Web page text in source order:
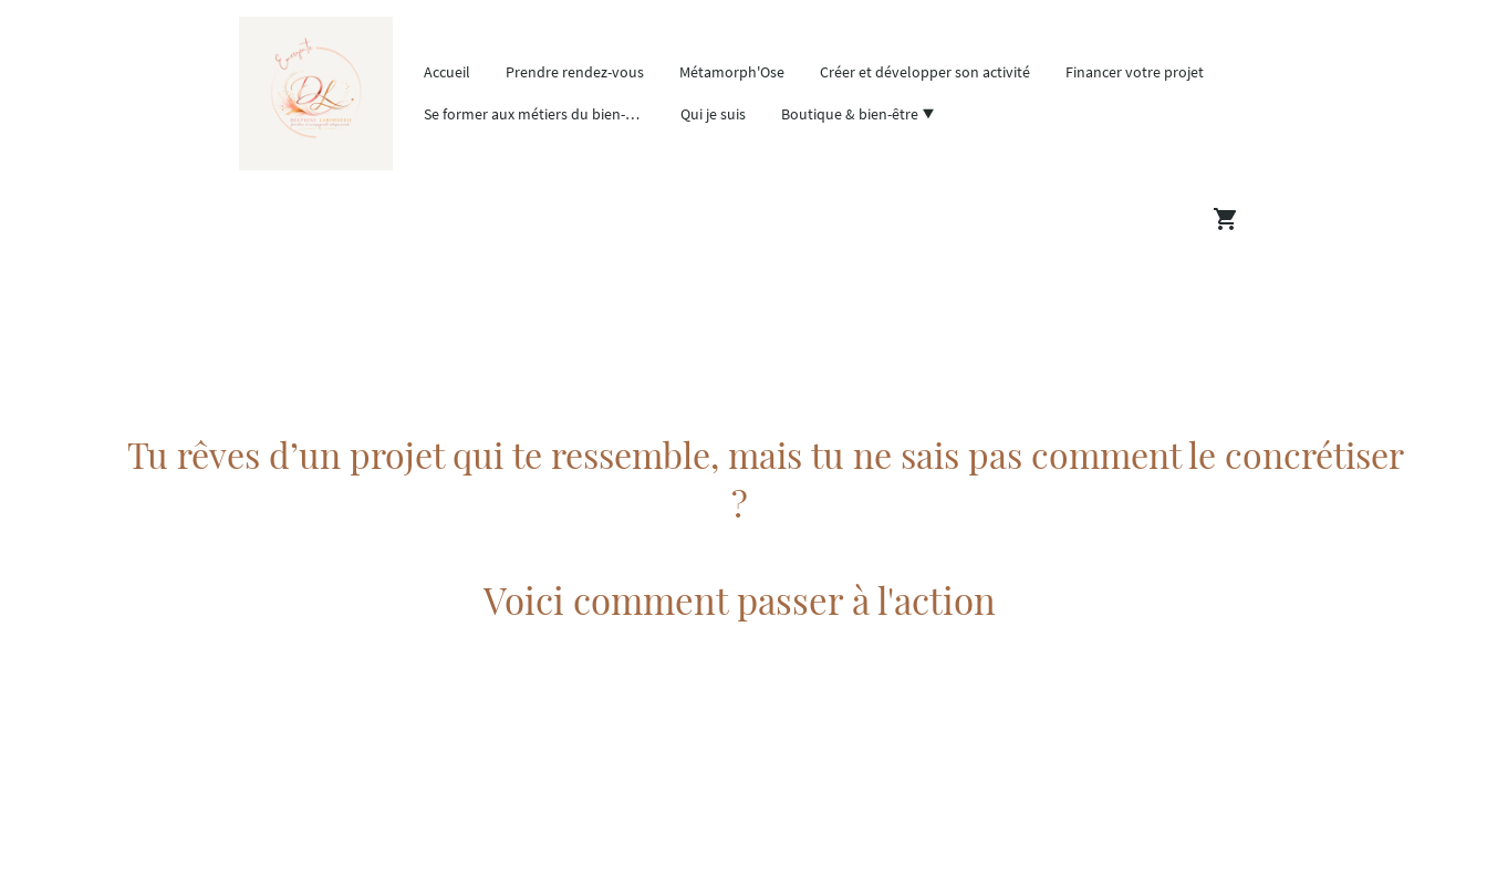
Accueil Prendre rendez-vous Métamorph'Ose Créer et développer son activité Financer votre projet
Se former aux métiers du bien-être Qui je suis Boutique & bien-être
Tu rêves d’un projet qui te ressemble, mais tu ne sais pas comment le concrétiser
?
Voici comment passer à l'action